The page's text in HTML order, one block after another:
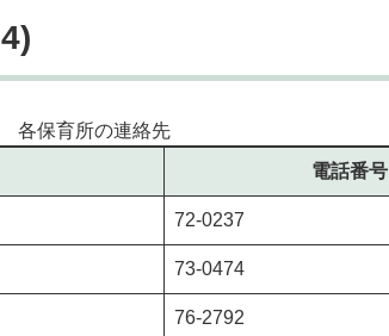
各保育所の連絡先
電話番号
72-0237
73-0474
76-2792